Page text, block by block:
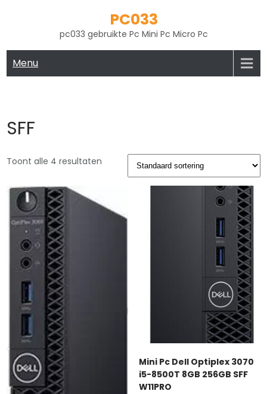
PC033
pc033 gebruikte Pc Mini Pc Micro Pc
Menu
SFF
Toont alle 4 resultaten
Mini Pc Dell Optiplex 3070
i5-8500T 8GB 256GB SFF
W11PRO